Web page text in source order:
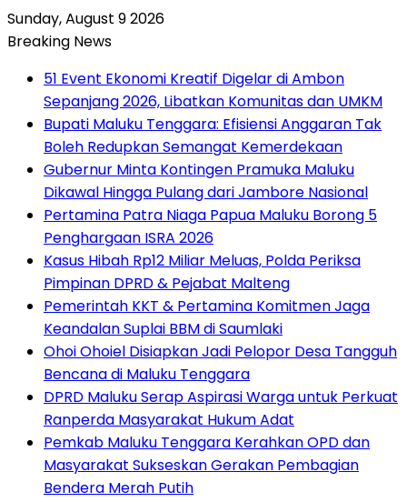
Sunday, August 9 2026
Breaking News
51 Event Ekonomi Kreatif Digelar di Ambon
Sepanjang 2026, Libatkan Komunitas dan UMKM
Bupati Maluku Tenggara: Efisiensi Anggaran Tak
Boleh Redupkan Semangat Kemerdekaan
Gubernur Minta Kontingen Pramuka Maluku
Dikawal Hingga Pulang dari Jambore Nasional
Pertamina Patra Niaga Papua Maluku Borong 5
Penghargaan ISRA 2026
Kasus Hibah Rp12 Miliar Meluas, Polda Periksa
Pimpinan DPRD & Pejabat Malteng
Pemerintah KKT & Pertamina Komitmen Jaga
Keandalan Suplai BBM di Saumlaki
Ohoi Ohoiel Disiapkan Jadi Pelopor Desa Tangguh
Bencana di Maluku Tenggara
DPRD Maluku Serap Aspirasi Warga untuk Perkuat
Ranperda Masyarakat Hukum Adat
Pemkab Maluku Tenggara Kerahkan OPD dan
Masyarakat Sukseskan Gerakan Pembagian
Bendera Merah Putih